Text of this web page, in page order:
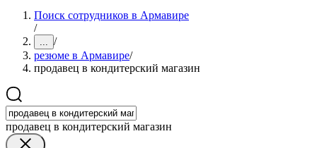
Поиск сотрудников в Армавире
/
... /
резюме в Армавире/
продавец в кондитерский магазин
продавец в кондитерский магазин